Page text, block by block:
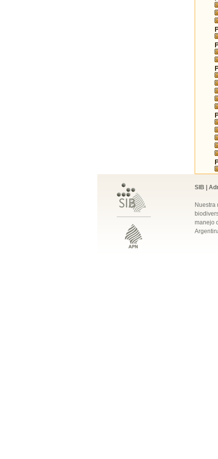
SIB |
Nuestra
manejo